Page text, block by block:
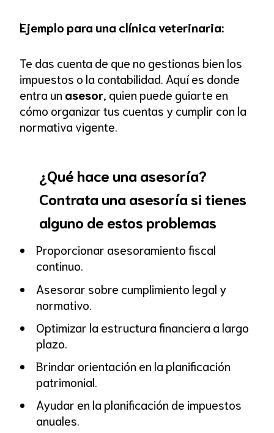
Ejemplo para una clínica veterinaria:
Te das cuenta de que no gestionas bien los
impuestos o la contabilidad. Aquí es donde
entra un asesor, quien puede guiarte en
cómo organizar tus cuentas y cumplir con la
normativa vigente.
¿Qué hace una asesoría?
Contrata una asesoría si tienes
alguno de estos problemas
Proporcionar asesoramiento fiscal
continuo.
Asesorar sobre cumplimiento legal y
normativo.
Optimizar la estructura financiera a largo
plazo.
Brindar orientación en la planificación
patrimonial.
Ayudar en la planificación de impuestos
anuales.